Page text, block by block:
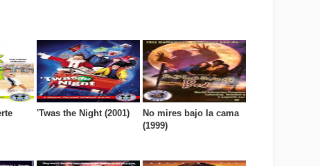
'Twas the Night (2001)
No mires bajo la cama
(1999)